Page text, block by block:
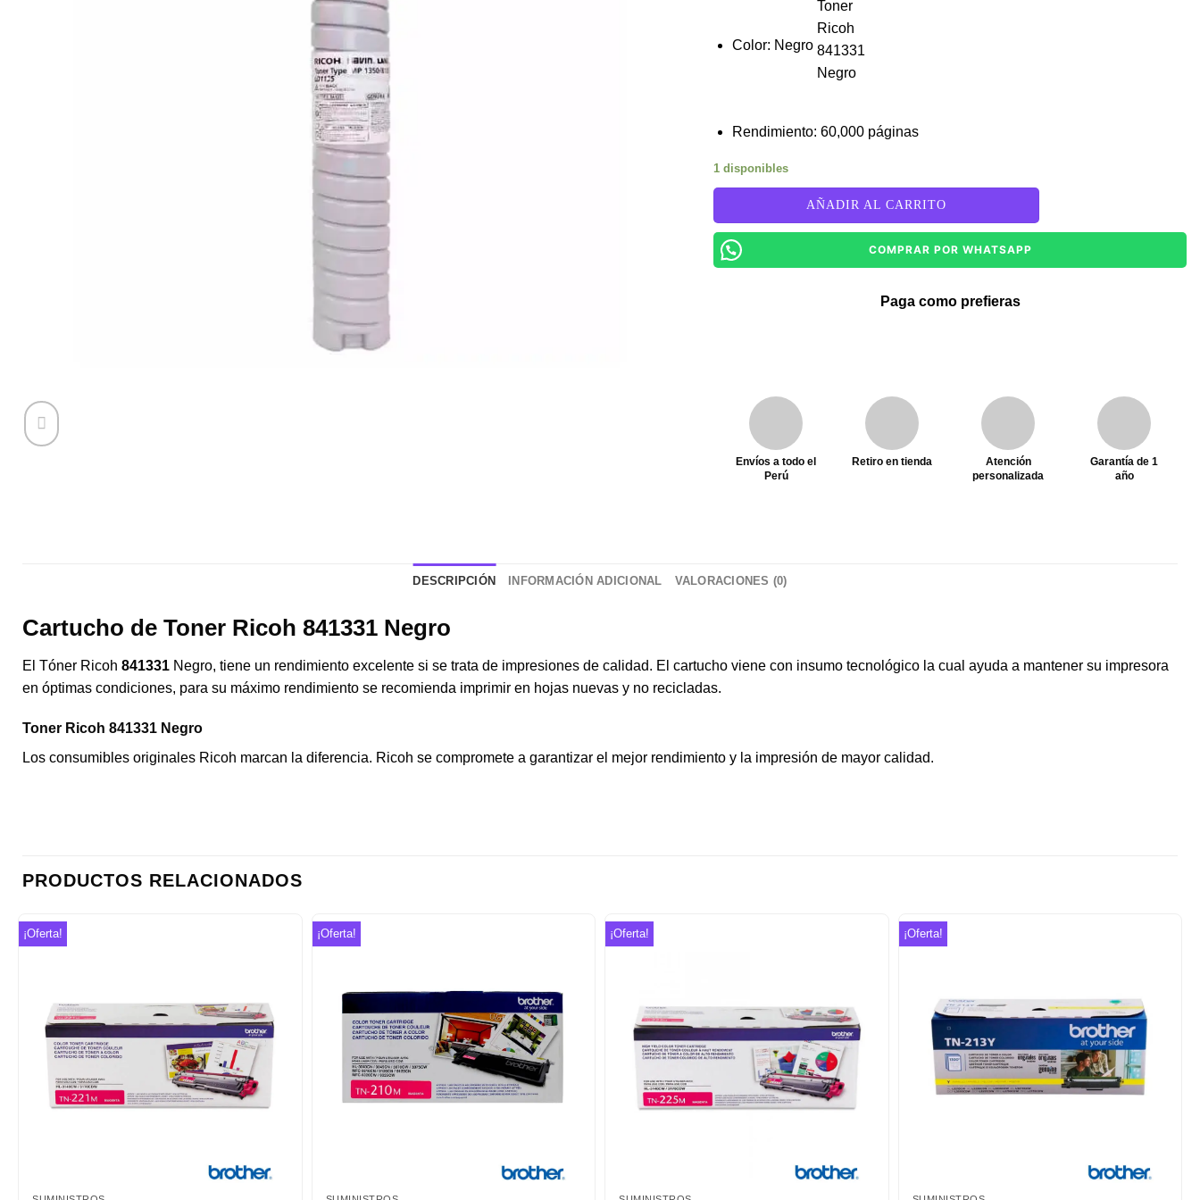
Color: Negro
Rendimiento: 60,000 páginas
1 disponibles
AÑADIR AL CARRITO
COMPRAR POR WHATSAPP
Paga como prefieras
Envíos a todo el
Perú
Retiro en tienda
Atención
personalizada
Garantía de 1
año
DESCRIPCIÓN INFORMACIÓN ADICIONAL VALORACIONES (0)
Cartucho de Toner Ricoh 841331 Negro
El Tóner Ricoh 841331 Negro, tiene un rendimiento excelente si se trata de impresiones de calidad. El cartucho viene con insumo tecnológico la cual ayuda a mantener su impresora
en óptimas condiciones, para su máximo rendimiento se recomienda imprimir en hojas nuevas y no recicladas.
Toner Ricoh 841331 Negro
Los consumibles originales Ricoh marcan la diferencia. Ricoh se compromete a garantizar el mejor rendimiento y la impresión de mayor calidad.
PRODUCTOS RELACIONADOS
¡Oferta!
a la
lista de
deseos
¡Oferta!
Añadir
a la
lista de
deseos
¡Oferta!
lista de
deseos
¡Oferta!
a la
lista de
deseos